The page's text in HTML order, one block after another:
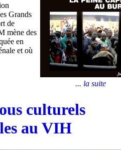
Grands
de
mène des
en
et où
... la suite
culturels
au VIH